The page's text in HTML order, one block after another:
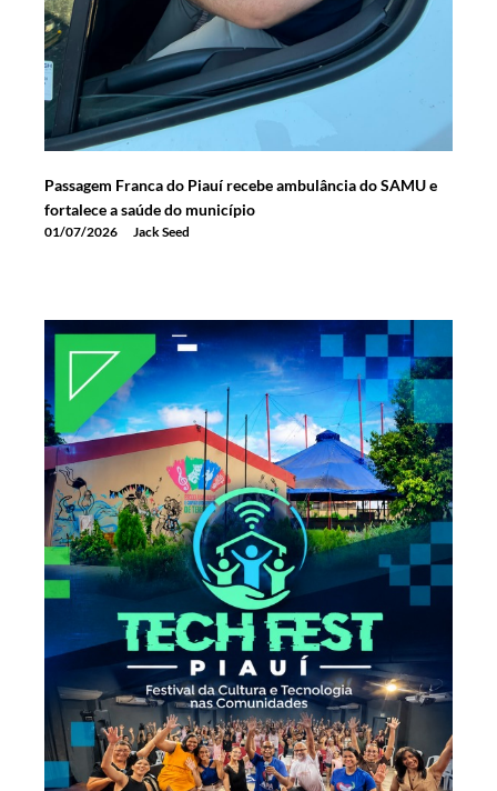
Passagem Franca do Piauí recebe ambulância do SAMU e
fortalece a saúde do município
01/07/2026 Jack Seed